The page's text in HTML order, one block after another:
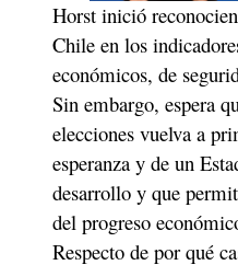
Horst inició
Chile en los
económicos, de
Sin embargo, espera
elecciones vuelva a
esperanza y de un
desarrollo y que
del progreso
Respecto de por qué